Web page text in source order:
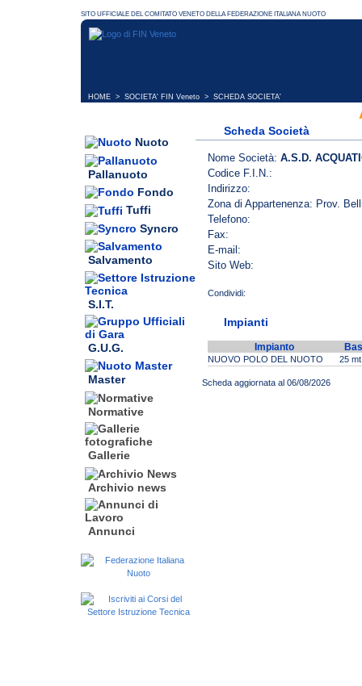
HOME > SOCIETA' FIN Veneto > SCHEDA SOCIETA'
Nuoto
Pallanuoto
Fondo
Tuffi
Syncro
Salvamento
S.I.T.
G.U.G.
Master
Normative
Gallerie
Archivio news
Annunci
Scheda Società
Nome Società: A.S.D.
Codice F.I.N.:
Indirizzo:
Zona di Appartenenza: Prov.
Telefono:
Fax:
E-mail:
Sito Web:
Impianti
Impianto
NUOVO POLO DEL NUOTO 25 mt
Scheda aggiornata al 06/08/2026